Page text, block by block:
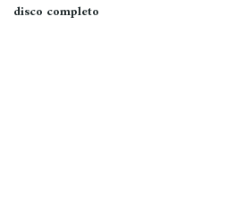
disco completo